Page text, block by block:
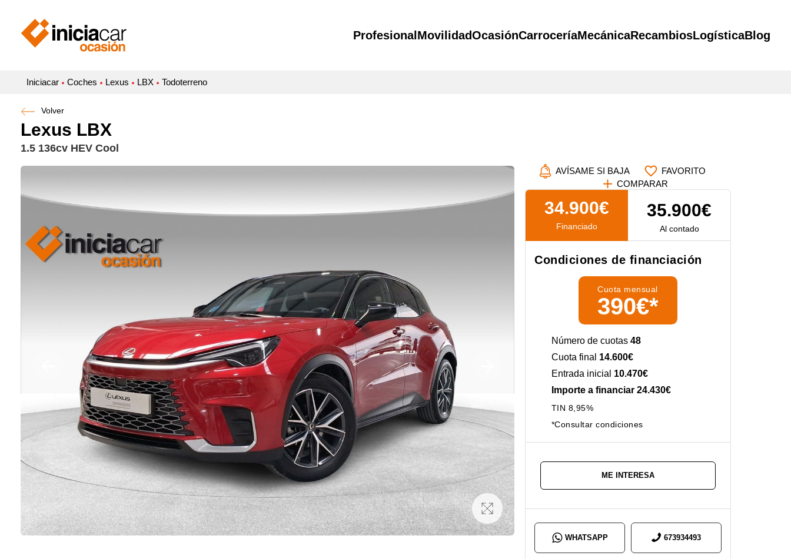
Profesional MovilidadOcasiónCarroceríaMecánicaRecambiosLogísticaBlog
Iniciacar Coches Lexus LBX Todoterreno
Volver
Lexus LBX
1.5 136cv HEV Cool
AVÍSAME SI BAJA
FAVORITO
COMPARAR
34.900€
Financiado
35.900€
Al contado
Condiciones de financiación
Cuota mensual
390€*
Número de cuotas 48
Cuota final 14.600€
Entrada inicial 10.470€
Importe a financiar 24.430€
TIN 8,95%
*Consultar condiciones
ME INTERESA
WHATSAPP 673934493